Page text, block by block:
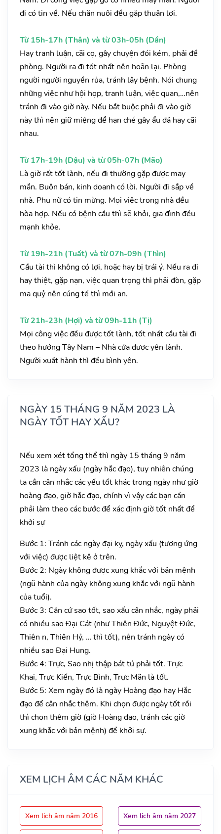
đi có tin về. Nếu chăn nuôi đều gặp thuận lợi.
Từ 15h-17h (Thân) và từ 03h-05h (Dần)
Hay tranh luận, cãi cọ, gây chuyện đói kém, phải đề
phòng. Người ra đi tốt nhất nên hoãn lại. Phòng
người người nguyền rủa, tránh lây bệnh. Nói chung
những việc như hội họp, tranh luận, việc quan,…nên
tránh đi vào giờ này. Nếu bắt buộc phải đi vào giờ
này thì nên giữ miệng để hạn ché gây ẩu đả hay cãi
nhau.
Từ 17h-19h (Dậu) và từ 05h-07h (Mão)
Là giờ rất tốt lành, nếu đi thường gặp được may
mắn. Buôn bán, kinh doanh có lời. Người đi sắp về
nhà. Phụ nữ có tin mừng. Mọi việc trong nhà đều
hòa hợp. Nếu có bệnh cầu thì sẽ khỏi, gia đình đều
mạnh khỏe.
Từ 19h-21h (Tuất) và từ 07h-09h (Thìn)
Cầu tài thì không có lợi, hoặc hay bị trái ý. Nếu ra đi
hay thiệt, gặp nạn, việc quan trọng thì phải đòn, gặp
ma quỷ nên cúng tế thì mới an.
Từ 21h-23h (Hợi) và từ 09h-11h (Tị)
Mọi công việc đều được tốt lành, tốt nhất cầu tài đi
theo hướng Tây Nam – Nhà cửa được yên lành.
Người xuất hành thì đều bình yên.
NGÀY 15 THÁNG 9 NĂM 2023 LÀ
NGÀY TỐT HAY XẤU?
Nếu xem xét tổng thể thì ngày 15 tháng 9 năm
2023 là ngày xấu (ngày hắc đạo), tuy nhiên chúng
ta cần cân nhắc các yếu tốt khác trong ngày như giờ
hoàng đạo, giờ hắc đạo, chính vì vậy các bạn cần
phải làm theo các bước để xác định giờ tốt nhất để
khởi sự
Bước 1: Tránh các ngày đại kỵ, ngày xấu (tương ứng
với việc) được liệt kê ở trên.
Bước 2: Ngày không được xung khắc với bản mệnh
(ngũ hành của ngày không xung khắc với ngũ hành
của tuổi).
Bước 3: Căn cứ sao tốt, sao xấu cân nhắc, ngày phải
có nhiều sao Đại Cát (như Thiên Đức, Nguyệt Đức,
Thiên n, Thiên Hỷ, … thì tốt), nên tránh ngày có
nhiều sao Đại Hung.
Bước 4: Trực, Sao nhị thập bát tú phải tốt. Trực
Khai, Trực Kiến, Trực Bình, Trực Mãn là tốt.
Bước 5: Xem ngày đó là ngày Hoàng đạo hay Hắc
đạo để cân nhắc thêm. Khi chọn được ngày tốt rồi
thì chọn thêm giờ (giờ Hoàng đạo, tránh các giờ
xung khắc với bản mệnh) để khởi sự.
XEM LỊCH ÂM CÁC NĂM KHÁC
Xem lịch âm năm 2016 Xem lịch âm năm 2027